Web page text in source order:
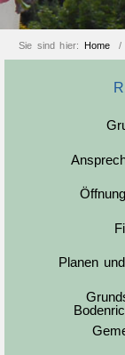
Sie sind hier: Home /
Planen